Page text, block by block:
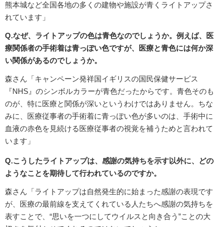
熊本城など全国各地の多くの建物や施設が青くライトアップさ
れています」
Q.なぜ、ライトアップの色は青色なのでしょうか。例えば、医
療関係者の手術着は青っぽい色ですが、医療と青色には何か深
い関係があるのでしょうか。
森さん「キャンペーン発祥国イギリスの国民保健サービス
『NHS』のシンボルカラーが青色だったからです。青色そのも
のが、特に医療と関係が深いというわけではありません。ちな
みに、医療従事者の手術着に青っぽい色が多いのは、手術中に
血液の赤色を見続ける医療従事者の視覚を補うためと言われて
います」
Q.こうしたライトアップは、感謝の気持ちを示す以外に、どの
ようなことを期待して行われているのですか。
森さん「ライトアップは自然発生的に始まった感謝の表現です
が、医療の最前線を支えてくれている人たちへ感謝の気持ちを
表すことで、“思いを一つにしてウイルスと向き合う”ことの大